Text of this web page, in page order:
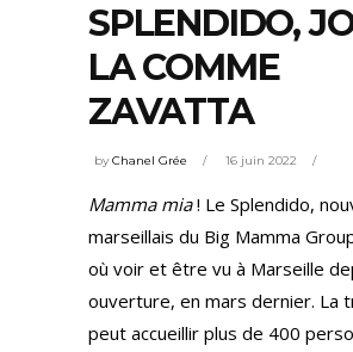
SPLENDIDO,
LA COMME
ZAVATTA
byChanel Grée 16 juin 2022
Mamma mia! Le Splendido,
marseillais du Big Mamma
où voir et être vu à Marseille
ouverture, en mars dernier. La
peut accueillir plus de 400